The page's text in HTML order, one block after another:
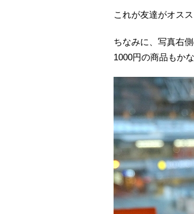
これが友達がオス
ちなみに、写真右
1000円の商品もか